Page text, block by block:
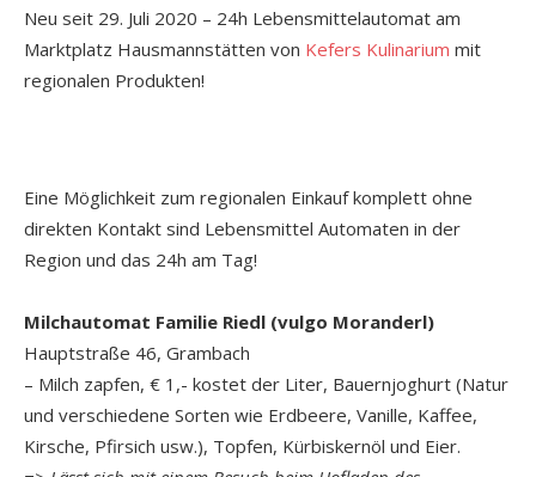
Neu seit 29. Juli 2020 – 24h Lebensmittelautomat am
Marktplatz Hausmannstätten von Kefers Kulinarium mit
regionalen Produkten!
Eine Möglichkeit zum regionalen Einkauf komplett ohne
direkten Kontakt sind Lebensmittel Automaten in der
Region und das 24h am Tag!
Milchautomat Familie Riedl (vulgo Moranderl)
Hauptstraße 46, Grambach
– Milch zapfen, € 1,- kostet der Liter, Bauernjoghurt (Natur
und verschiedene Sorten wie Erdbeere, Vanille, Kaffee,
Kirsche, Pfirsich usw.), Topfen, Kürbiskernöl und Eier.